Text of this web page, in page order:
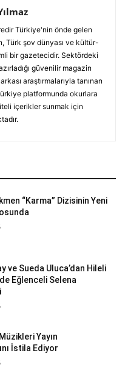
Türkiye'nin önde gelen
Türk şov dünyası ve kültür-
bir gazetecidir. Sektördeki
güvenilir magazin
araştırmalarıyla tanınan
platformunda okurlara
içerikler sunmak için
“Karma” Dizisinin Yeni
ve Sueda Uluca’dan Hileli
Eğlenceli Selena
Yayın
İstila Ediyor